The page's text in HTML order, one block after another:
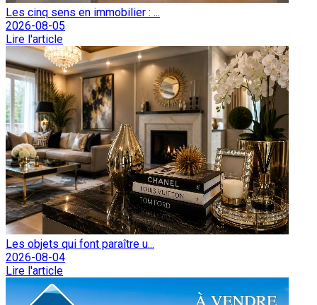
Les cinq sens en immobilier : ...
2026-08-05
Lire l'article
Les objets qui font paraître u...
2026-08-04
Lire l'article